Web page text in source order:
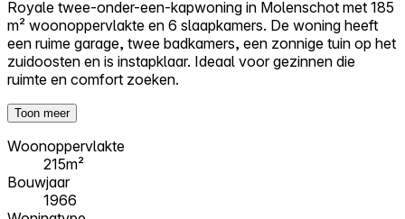
Royale twee-onder-een-kapwoning in Molenschot met 185
m² woonoppervlakte en 6 slaapkamers. De woning heeft
een ruime garage, twee badkamers, een zonnige tuin op het
zuidoosten en is instapklaar. Ideaal voor gezinnen die
ruimte en comfort zoeken.
Toon meer
Woonoppervlakte
215m²
Bouwjaar
1966